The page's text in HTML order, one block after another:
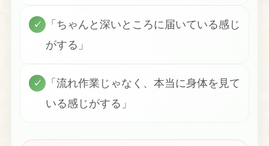
✓
「ちゃんと深いところに届いている感じ
がする」
✓
「流れ作業じゃなく、本当に身体を見て
いる感じがする」